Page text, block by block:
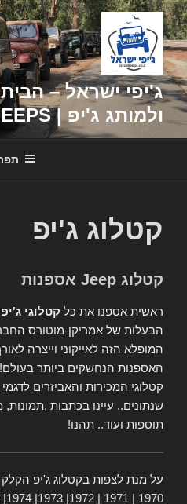
דילוג
לתוכן
ג'יפי ישראל –
ולמותג ג'יפ | ISRAEL JEEPS
קטלוג ג'יפ
קטלוג Jeep אספנות
ראשית אספנו את כל קטלוגי ג'יפ
הבעלות של אמריקן-מוטורס
המופלא הזה לאייקוני וייצרה
האספנות הנחשקים ביותר
קטלוגי המכירות והאביזרים לדגמי
שנתונים.. עיינו בכתבות
תוספות ועוד.. תהנו!
על מנת לצפות בקטלוג ג'יפ
1970
1971
1972
1973
1974